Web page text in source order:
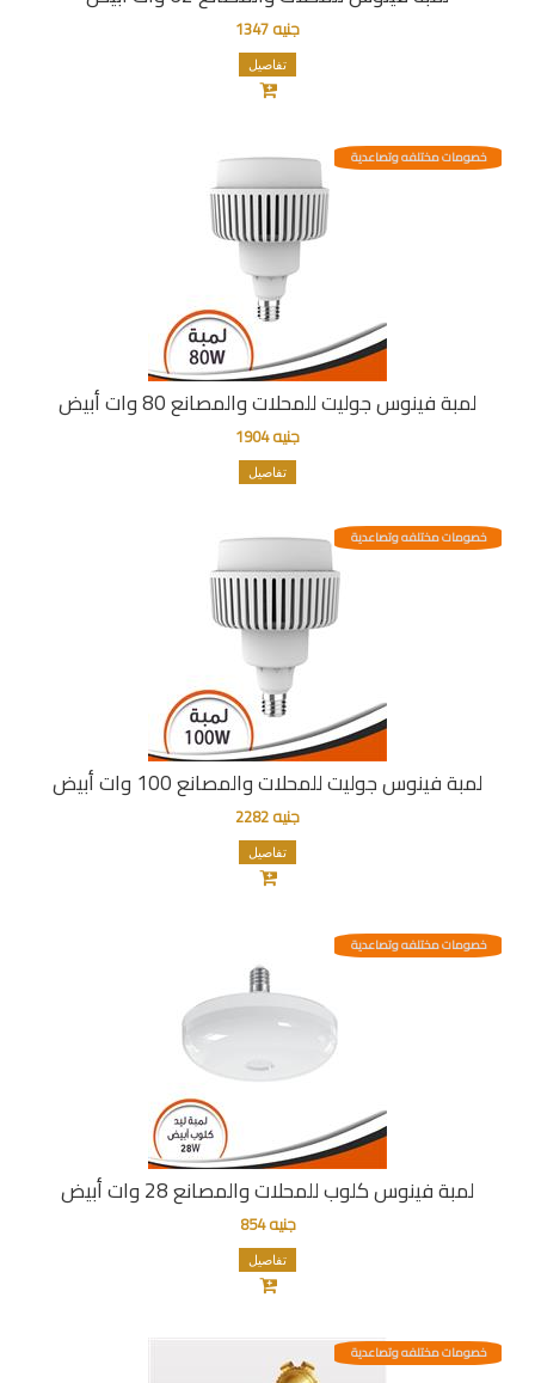
جنيه 1347
تفاصيل
لمبة فينوس جوليت للمحلات والمصانع 80 وات أبيض
خصومات مختلفه وتصاعدية
جنيه 1904
تفاصيل
لمبة فينوس جوليت للمحلات والمصانع 100 وات أبيض
خصومات مختلفه وتصاعدية
جنيه 2282
تفاصيل
لمبة فينوس كلوب للمحلات والمصانع 28 وات أبيض
خصومات مختلفه وتصاعدية
جنيه 854
تفاصيل
خصومات مختلفه وتصاعدية